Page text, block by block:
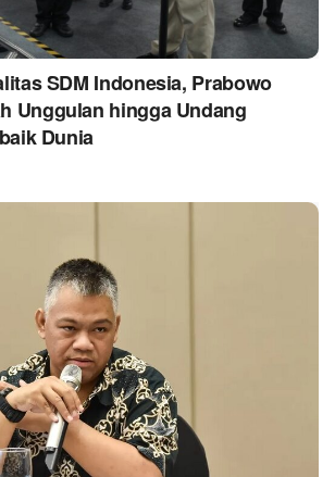
SDM Indonesia, Prabowo
Unggulan hingga Undang
Dunia